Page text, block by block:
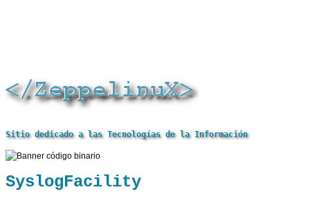
Sitio dedicado a las Tecnologías de la Información
SyslogFacility